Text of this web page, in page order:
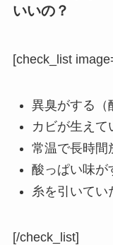
いいの？
[check_list
異臭がする（
カビが生えて
常温で長時間
酸っぱい味が
糸を引いてい
[/check_list]